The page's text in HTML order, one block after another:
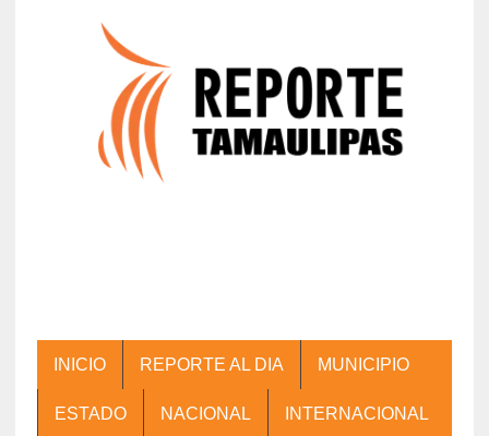
INICIO REPORTE AL DIA MUNICIPIO
ESTADO NACIONAL INTERNACIONAL